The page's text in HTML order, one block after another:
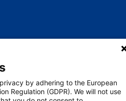
by adhering to the European
Regulation (GDPR). We will not use